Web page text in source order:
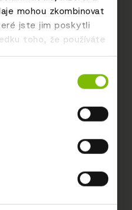
mohou zkombinovat
jste jim poskytli
toho, že používáte